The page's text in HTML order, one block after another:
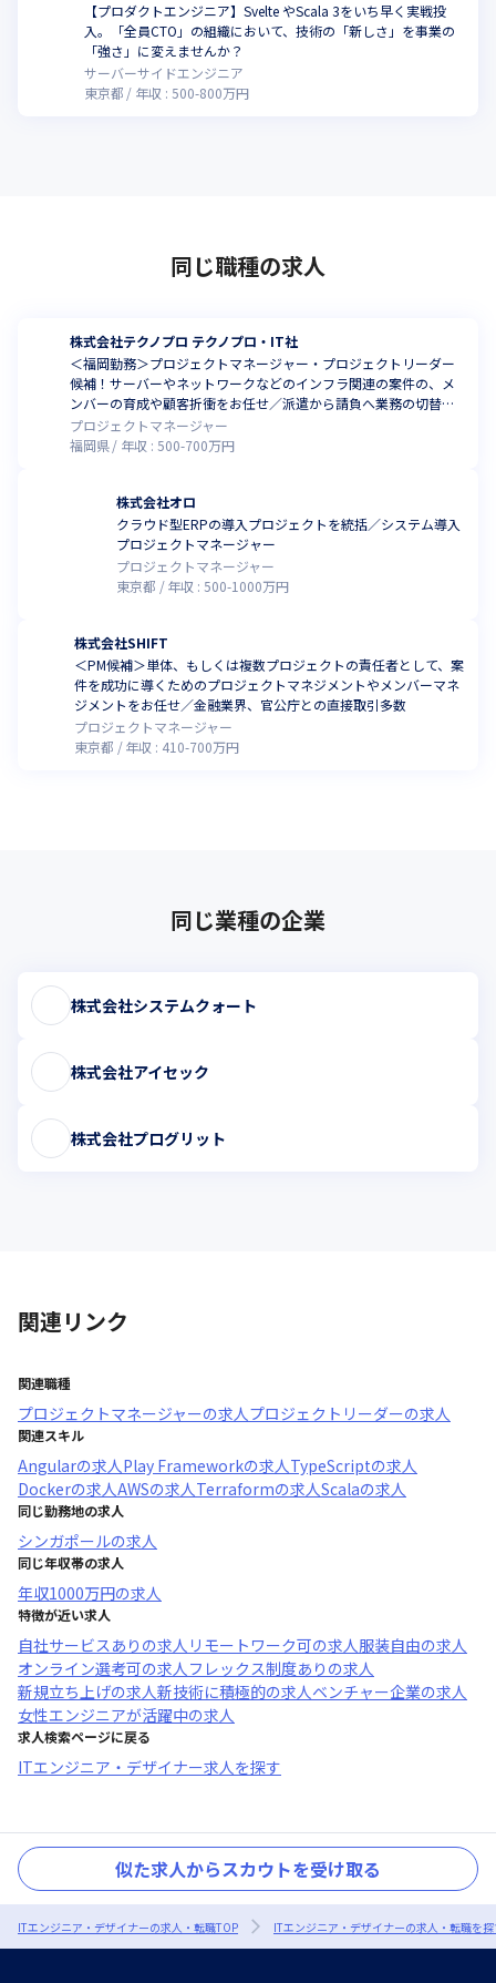
【プロダクトエンジニア】Svelte やScala 3をいち早く実戦投
入。「全員CTO」の組織において、技術の「新しさ」を事業の
「強さ」に変えませんか？
サーバーサイドエンジニア
東京都
年収 : 500-800万円
同じ職種の求人
株式会社テクノプロ テクノプロ・IT社
＜福岡勤務＞プロジェクトマネージャー・プロジェクトリーダー
候補！サーバーやネットワークなどのインフラ関連の案件の、メ
ンバーの育成や顧客折衝をお任せ／派遣から請負へ業務の切替え
を推進している支店
プロジェクトマネージャー
福岡県
年収 : 500-700万円
株式会社オロ
クラウド型ERPの導入プロジェクトを統括／システム導入
プロジェクトマネージャー
プロジェクトマネージャー
東京都
年収 :500-1000万円
株式会社SHIFT
＜PM候補＞単体、もしくは複数プロジェクトの責任者として、案
件を成功に導くためのプロジェクトマネジメントやメンバーマネ
ジメントをお任せ／金融業界、官公庁との直接取引多数
プロジェクトマネージャー
東京都
年収 : 410-700万円
同じ業種の企業
株式会社システムクォート
株式会社アイセック
株式会社プログリット
関連リンク
関連職種
プロジェクトマネージャーの求人プロジェクトリーダーの求人
関連スキル
Angularの求人Play Frameworkの求人TypeScriptの求人
Dockerの求人AWSの求人Terraformの求人Scalaの求人
同じ勤務地の求人
シンガポールの求人
同じ年収帯の求人
年収1000万円の求人
特徴が近い求人
自社サービスあり の求人 リモートワーク可の求人服装自由の求人
オンライン選考可の求人フレックス制度あり の求人
新規立ち上げの求人新技術に積極的の求人ベンチャー企業の求人
女性エンジニアが活躍中の求人
求人検索ページに戻る
ITエンジニア・デザイナー求人を探す
似た求人からスカウトを受け取る
ITエンジニア・デザイナーの求人・転職TOP ITエンジニア・デザイナーの求人・転職を